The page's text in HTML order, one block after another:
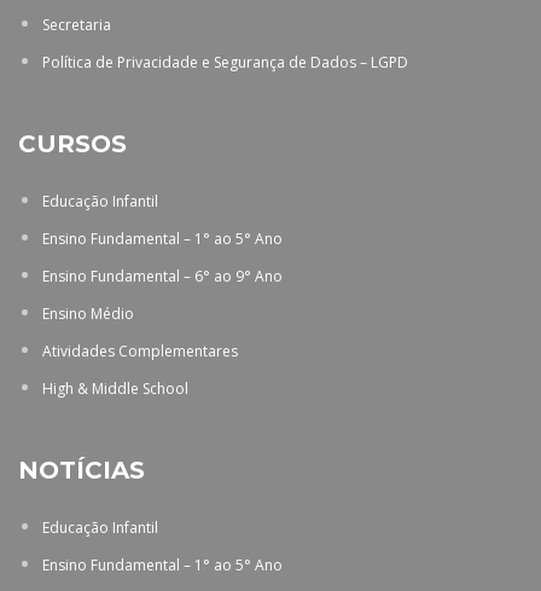
Secretaria
Política de Privacidade e Segurança de Dados – LGPD
CURSOS
Educação Infantil
Ensino Fundamental – 1° ao 5° Ano
Ensino Fundamental – 6° ao 9° Ano
Ensino Médio
Atividades Complementares
High & Middle School
NOTÍCIAS
Educação Infantil
Ensino Fundamental – 1° ao 5° Ano